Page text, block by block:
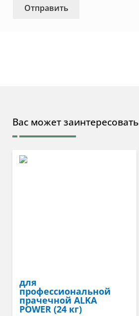
Вас может заинтересовать
для
профессиональной
прачечной ALKA
POWER (24 кг)